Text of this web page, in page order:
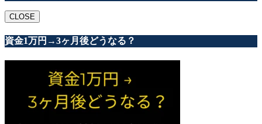
CLOSE
資金1万円→3ヶ月後どうなる？